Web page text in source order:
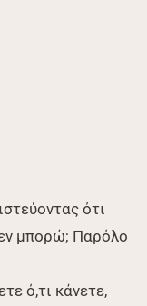
ότι
μπορώ; Παρόλο
ό,τι κάνετε,